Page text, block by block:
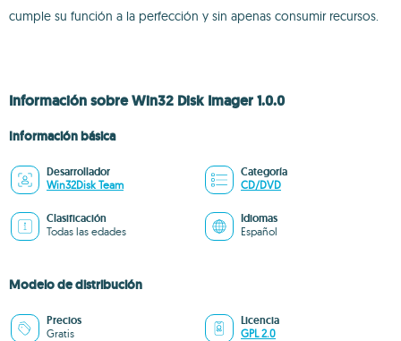
cumple su función a la perfección y sin apenas consumir recursos.
Información sobre Win32 Disk Imager 1.0.0
Información básica
Desarrollador
Win32Disk Team
Categoría
CD/DVD
Clasificación
Todas las edades
Idiomas
Español
Modelo de distribución
Precios
Gratis
Licencia
GPL 2.0